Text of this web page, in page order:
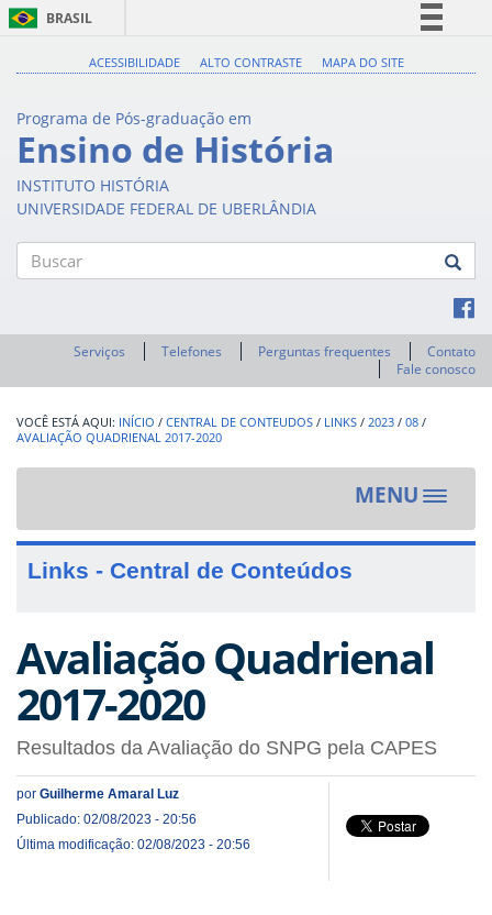
BRASIL
Acesso à informação
ACESSIBILIDADE ALTO CONTRASTE MAPA DO SITE
Programa de Pós-graduação em
Ensino de História
INSTITUTO HISTÓRIA
UNIVERSIDADE FEDERAL DE UBERLÂNDIA
Serviços Telefones Perguntas frequentes
Contato
Fale conosco
INÍCIO / CENTRAL DE CONTEUDOS / LINKS / 2023 / 08 /
AVALIAÇÃO QUADRIENAL 2017-2020
MENU
Toggle
Links - Central de Conteúdos
Avaliação Quadrienal
2017-2020
Resultados da Avaliação do SNPG pela CAPES
por Guilherme Amaral Luz
Publicado: 02/08/2023 - 20:56
Última modificação: 02/08/2023 - 20:56